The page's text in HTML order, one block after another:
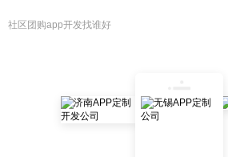
社区团购app开发找谁好